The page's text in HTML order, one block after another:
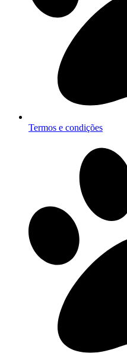
Termos e condições